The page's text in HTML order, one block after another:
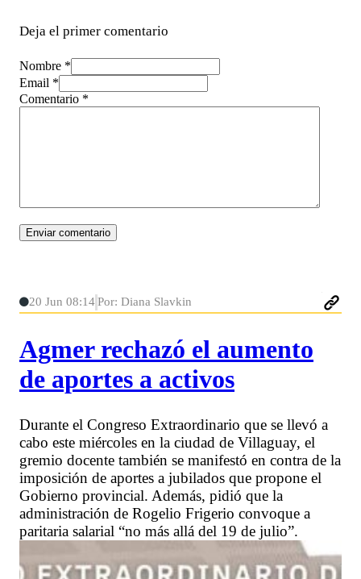
Deja el primer comentario
Nombre *
Email *
Comentario *
20 Jun 08:14Por: Diana Slavkin
Agmer rechazó el aumento
de aportes a activos
Durante el Congreso Extraordinario que se llevó a
cabo este miércoles en la ciudad de Villaguay, el
gremio docente también se manifestó en contra de la
imposición de aportes a jubilados que propone el
Gobierno provincial. Además, pidió que la
administración de Rogelio Frigerio convoque a
paritaria salarial “no más allá del 19 de julio”.